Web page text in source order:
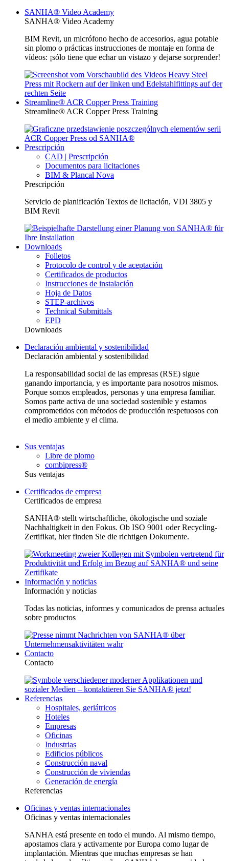
SANHA® Video Academy
SANHA® Video Academy
BIM Revit, un micrófono hecho de accesorios, agua potable
sin plomo o prácticas instrucciones de montaje en forma de
vídeos: ¡sólo tiene que echar un vistazo y dejarse sorprender!
Streamline® ACR Copper Press Training
Streamline® ACR Copper Press Training
Prescripción
CAD | Prescripción
Documentos para licitaciones
BIM & Plancal Nova
Prescripción
Servicio de planificación Textos de licitación, VDI 3805 y
BIM Revit
Downloads
Folletos
Protocolo de control y de aceptación
Certificados de productos
Instrucciones de instalación
Hoja de Datos
STEP-archivos
Technical Submittals
EPD
Downloads
Declaración ambiental y sostenibilidad
Declaración ambiental y sostenibilidad
La responsabilidad social de las empresas (RSE) sigue
ganando importancia, y es importante para nosotros mismos.
Porque somos empleados, personas y una empresa familiar.
Somos parte activa de una sociedad sostenible y estamos
comprometidos con métodos de producción respetuosos con
el medio ambiente y el clima.
Sus ventajas
Libre de plomo
combipress®
Sus ventajas
Certificados de empresa
Certificados de empresa
SANHA® stellt wirtschaftliche, ökologische und soziale
Nachhaltigkeit in den Fokus. Ob ISO 9001 oder Recycling-
Zertifikat, hier finden Sie die richtigen Dokumente.
Información y noticias
Información y noticias
Todas las noticias, informes y comunicados de prensa actuales
sobre productos
Contacto
Contacto
Referencias
Hospitales, geriátricos
Hoteles
Empresas
Oficinas
Industrias
Edificios públicos
Construcción naval
Construcción de viviendas
Generación de energía
Referencias
Oficinas y ventas internacionales
Oficinas y ventas internacionales
SANHA está presente en todo el mundo. Al mismo tiempo,
apostamos clara y activamente por Europa como lugar de
implantación. Mientras que muchas empresas se han